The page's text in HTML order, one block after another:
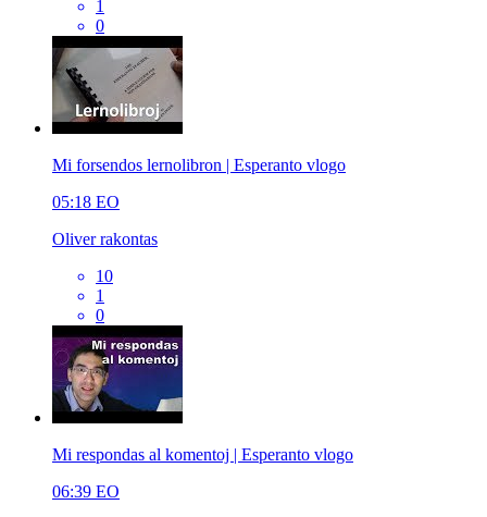
1
0
Mi forsendos lernolibron | Esperanto vlogo
05:18 EO
Oliver rakontas
10
1
0
Mi respondas al komentoj | Esperanto vlogo
06:39 EO